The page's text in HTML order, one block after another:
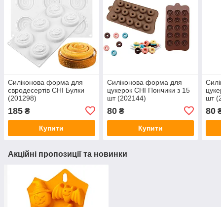
Силіконова форма для
євродесертів CHI Булки
(201298)
185 ₴
Купити
Силіконова форма для
цукерок CHI Пончики з 15
шт (202144)
80₴
Купити
шт
80
Акційні пропозиції та новинки